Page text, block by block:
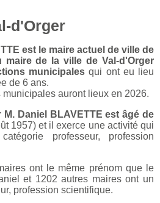
d'Orger
est le maire actuel de ville de
maire de la ville de Val-d'Orger
municipales qui ont eu lieu
de 6 ans.
auront lieux en 2026.
M. Daniel BLAVETTE est âgé de
1957) et il exerce une activité qui
professeur, profession
ont le même prénom que le
et 1202 autres maires ont un
profession scientifique.